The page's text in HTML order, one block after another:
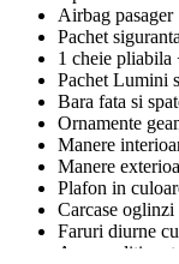
Airbag pasager
Pachet
1 cheie pliabila
Pachet Lumini
Bara fata si
Ornamente
Manere
Manere
Plafon in
Carcase
Faruri diurne
Aer conditionat